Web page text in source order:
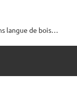
langue de bois…